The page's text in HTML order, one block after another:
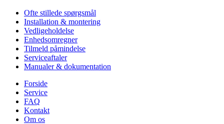
Ofte stillede spørgsmål
Installation & montering
Vedligeholdelse
Enhedsomregner
Tilmeld påmindelse
Serviceaftaler
Manualer & dokumentation
Forside
Service
FAQ
Kontakt
Om os